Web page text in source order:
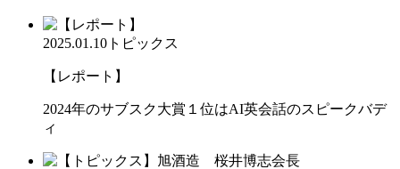
2025.01.10 トピックス
【レポート】
2024年のサブスク大賞１位はAI英会話のスピークバデ
ィ